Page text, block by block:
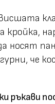
кройка,
носят
че
ръкави